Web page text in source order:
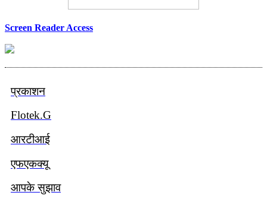
Screen Reader Access
प्रकाशन
Flotek.g
आरटीआई
एफएकक्यू
आपके सुझाव